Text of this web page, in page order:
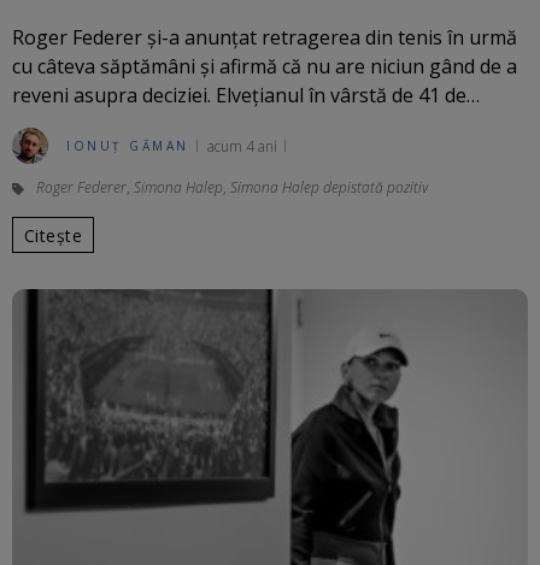
Roger Federer și-a anunțat retragerea din tenis în urmă
cu câteva săptămâni și afirmă că nu are niciun gând de a
reveni asupra deciziei. Elvețianul în vârstă de 41 de…
IONUȚ GĂMAN acum 4 ani
Roger Federer, Simona Halep, Simona Halep depistată pozitiv
Citește